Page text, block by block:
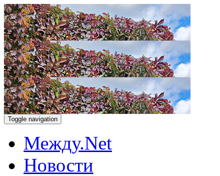
Toggle navigation
Между.Net
Новости